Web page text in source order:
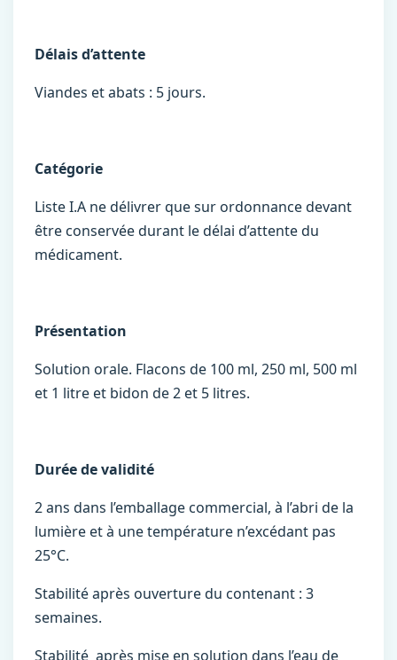
Délais d’attente
Viandes et abats : 5 jours.
Catégorie
Liste I.A ne délivrer que sur ordonnance devant
être conservée durant le délai d’attente du
médicament.
Présentation
Solution orale. Flacons de 100 ml, 250 ml, 500 ml
et 1 litre et bidon de 2 et 5 litres.
Durée de validité
2 ans dans l’emballage commercial, à l’abri de la
lumière et à une température n’excédant pas
25°C.
Stabilité après ouverture du contenant : 3
semaines.
Stabilité après mise en solution dans l’eau de